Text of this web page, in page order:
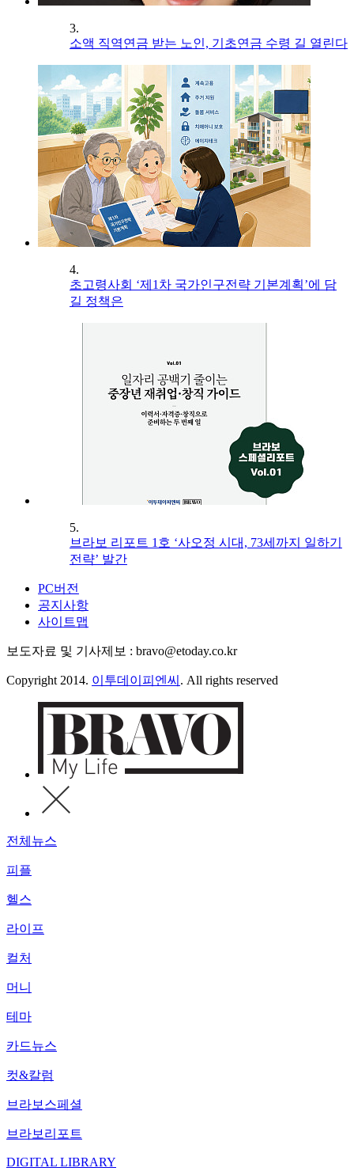
3.
소액 직역연금 받는 노인, 기초연금 수령 길 열린다
4.
초고령사회 ‘제1차 국가인구전략 기본계획’에 담
길 정책은
5.
브라보 리포트 1호 ‘사오정 시대, 73세까지 일하기
전략’ 발간
PC버전
공지사항
사이트맵
보도자료 및 기사제보 : bravo@etoday.co.kr
Copyright 2014. 이투데이피엔씨 . All rights reserved
전체뉴스
피플
헬스
라이프
컬처
머니
테마
카드뉴스
컷&칼럼
브라보스페셜
브라보리포트
DIGITAL LIBRARY